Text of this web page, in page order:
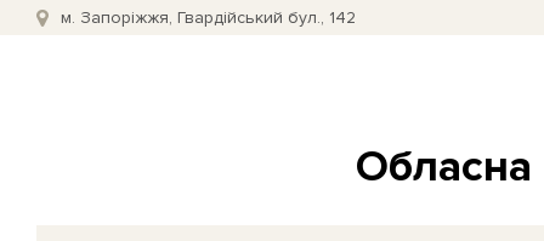
м. Запоріжжя, Гвардійський бул., 142
Обласна